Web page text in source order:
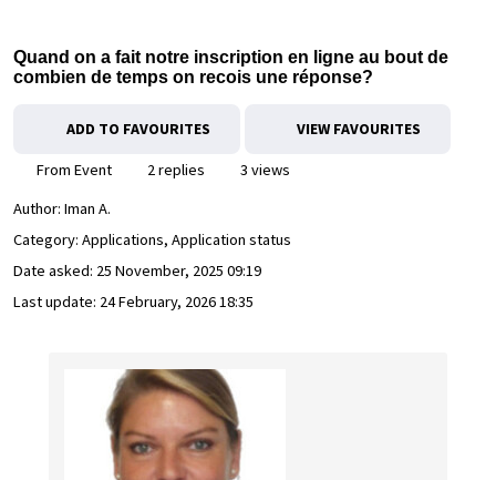
Quand on a fait notre inscription en ligne au bout de
combien de temps on recois une réponse?
ADD TO FAVOURITES VIEW FAVOURITES
From Event 2 replies
3 views
Author: Iman A.
Category: Applications, Application status
Date asked: 25 November, 2025 09:19
Last update: 24 February, 2026 18:35